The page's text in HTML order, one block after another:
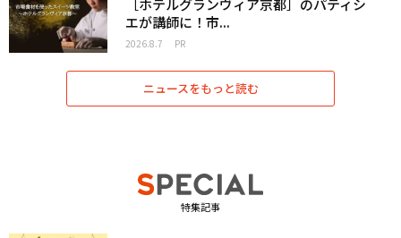
［ホテルグランヴィア京都］のパティシ
エが講師に！市...
2026.8.7 PR
ニュースをもっと読む
特集記事